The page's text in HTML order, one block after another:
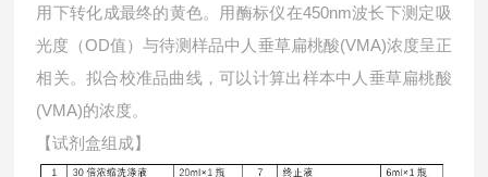
用下转化成最终的黄色。用酶标仪在450nm波长下测定吸
光度（OD值）与待测样品中人垂草扁桃酸(VMA)浓度呈正
相关。拟合校准品曲线，可以计算出样本中 人垂草扁桃酸
(VMA)的浓度。
【试剂盒组成】